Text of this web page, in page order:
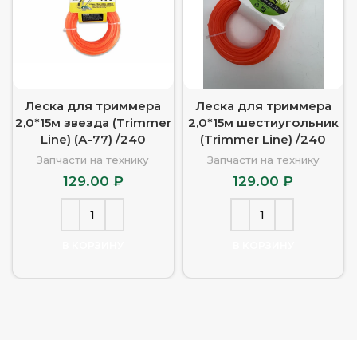
Леска для триммера
2,0*15м звезда (Trimmer
Line) (А-77) /240
Запчасти на технику
129.00 ₽
Леска для триммера
2,0*15м шестиугольник
(Trimmer Line) /240
Запчасти на технику
129.00₽